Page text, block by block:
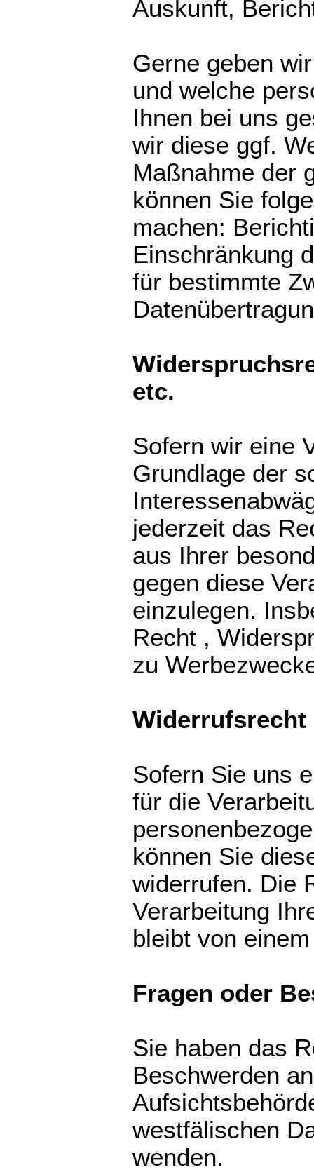
Auskunft,
Gerne geben
und welche
Ihnen bei uns
wir diese ggf.
Maßnahme der
können Sie
machen:
Einschränkung
für bestimmte
etc.
Sofern wir eine
Grundlage der
jederzeit das
aus Ihrer
gegen diese
einzulegen.
Recht ,
zu
Widerrufsrecht
Sofern Sie uns
für die
können Sie
widerrufen. Die
Verarbeitung
bleibt von
Fragen oder
Sie haben das
Beschwerden
westfälischen
wenden.